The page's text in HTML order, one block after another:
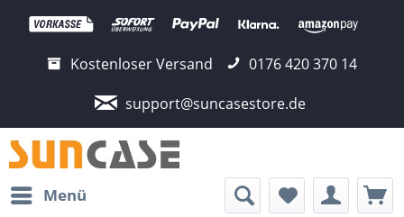
Kostenloser Versand
0176 420 370 14
support@suncasestore.de
Menü